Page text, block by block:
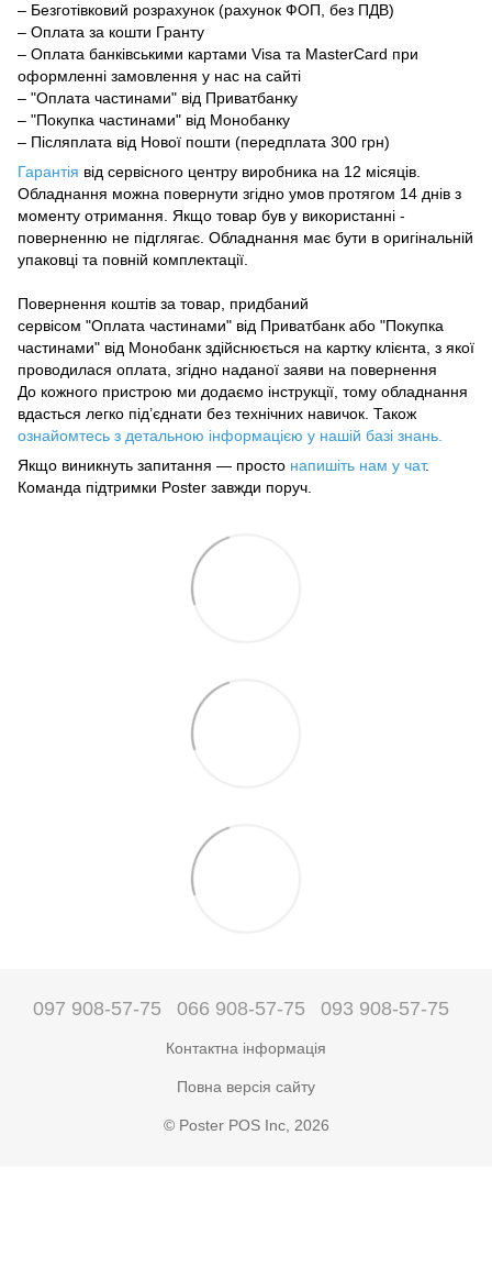
– Безготівковий розрахунок (рахунок ФОП, без ПДВ)
– Оплата за кошти Гранту
– Оплата банківськими картами Visa та MasterCard при
оформленні замовлення у нас на сайті
– "Оплата частинами" від Приватбанку
– "Покупка частинами" від Монобанку
– Післяплата від Нової пошти (передплата 300 грн)
Гарантія від сервісного центру виробника на 12 місяців.
Обладнання можна повернути згідно умов протягом 14 днів з
моменту отримання. Якщо товар був у використанні -
поверненню не підглягає. Обладнання має бути в оригінальній
упаковці та повній комплектації.
Повернення коштів за товар, придбаний
сервісом "Оплата частинами" від Приватбанк або "Покупка
частинами" від Монобанк здійснюється на картку клієнта, з якої
проводилася оплата, згідно наданої заяви на повернення
До кожного пристрою ми додаємо інструкції, тому обладнання
вдасться легко під’єднати без технічних навичок. Також
ознайомтесь з детальною інформацією у нашій базі знань.
Якщо виникнуть запитання — просто напишіть нам у чат.
Команда підтримки Poster завжди поруч.
097 908-57-75 066 908-57-75 093 908-57-75
Контактна інформація
Повна версія сайту
© Poster POS Inc, 2026